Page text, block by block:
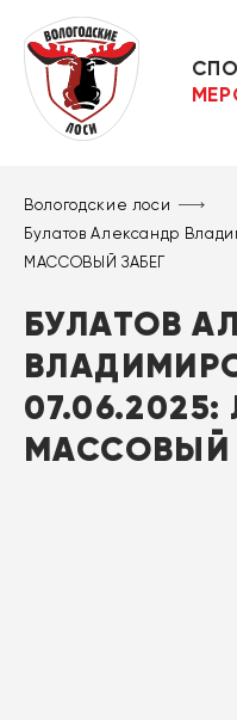
Вологодские лоси
Булатов Александр
МАССОВЫЙ ЗАБЕГ
БУЛАТОВ
МАССОВЫЙ